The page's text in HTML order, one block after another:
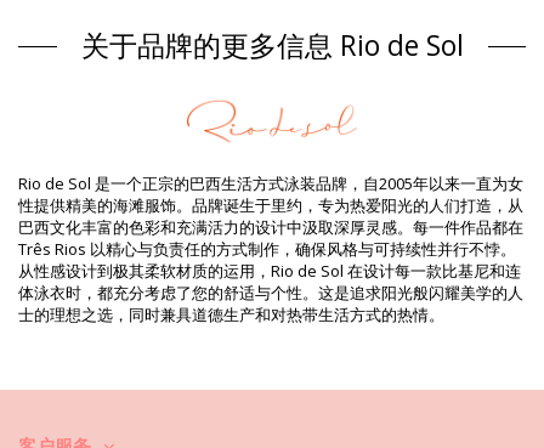
组成 / 成分
Oeko-Tex Standard
衬里: 86% Polyamide, 14% Elastane (LYCRA XTRA LIFE) Oeko-Tex
UV Protection: UPF 50+
产品信息
部门: 女装, 胸罩
包装包括: 1 x 胸罩 (其它附件不包括在内)
HS CODE: 6112.41.0010
SKU: 1981112714
EAN: XS (7899810165466), S (7899810165473), M (7899810165480),
打印不准确，可能因切口花纹而异
关于品牌的更多信息 Rio de Sol
Rio de Sol 是一个正宗的巴西生活方式泳装品牌，自2005年以来一直为女
性提供精美的海滩服饰。品牌诞生于里约，专为热爱阳光的人们打造，从
巴西文化丰富的色彩和充满活力的设计中汲取深厚灵感。每一件作品都在
Três Rios 以精心与负责任的方式制作，确保风格与可持续性并行不悖。
从性感设计到极其柔软材质的运用，Rio de Sol 在设计每一款比基尼和连
体泳衣时，都充分考虑了您的舒适与个性。这是追求阳光般闪耀美学的人
士的理想之选，同时兼具道德生产和对热带生活方式的热情。